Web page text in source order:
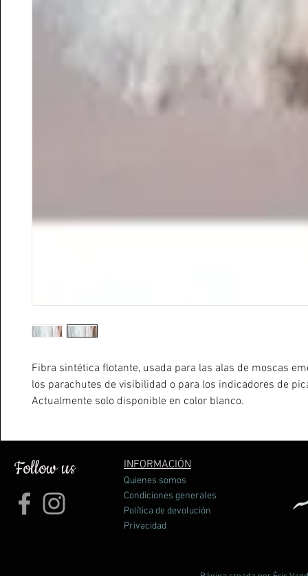
Fibra sintética flotante, usada para las alas de moscas
los parachutes de visibilidad o para los indicadores de
Actualmente solo disponible en color blanco.
Follow us INFORMACIÓN
Quienes somos
Condiciones generales
Política de devolución
Privacidad